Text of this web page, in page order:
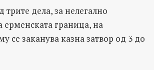
трите дела, за нелегално
граница, на
се заканува казна затвор од 3 до